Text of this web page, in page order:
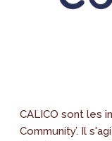
CALICO sont les
Community’. Il